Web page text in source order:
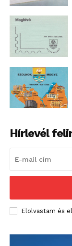
Hírlevél
Elolvastam és